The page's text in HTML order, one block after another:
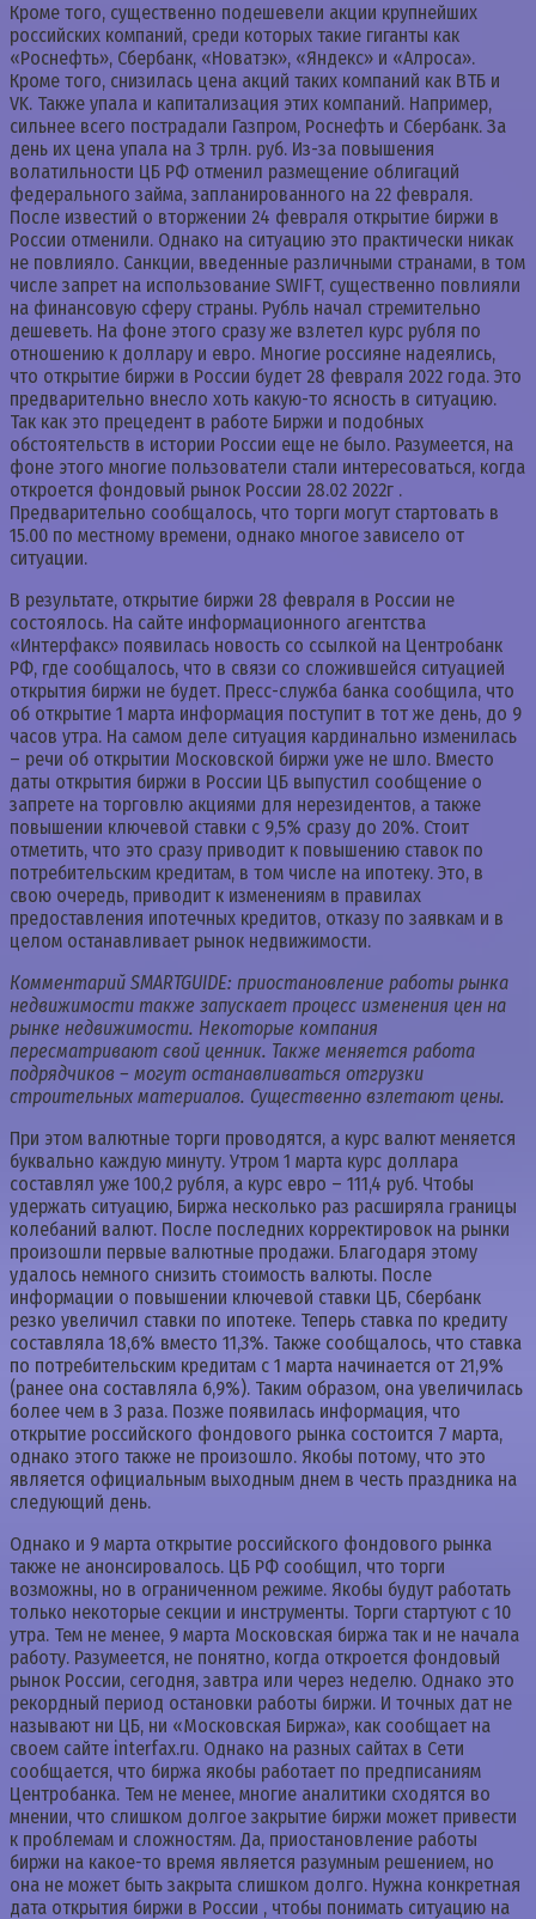
Кроме того, существенно подешевели акции крупнейших
российских компаний, среди которых такие гиганты как
«Роснефть», Сбербанк, «Новатэк», «Яндекс» и «Алроса».
Кроме того, снизилась цена акций таких компаний как ВТБ и
VK. Также упала и капитализация этих компаний. Например,
сильнее всего пострадали Газпром, Роснефть и Сбербанк. За
день их цена упала на 3 трлн. руб. Из-за повышения
волатильности ЦБ РФ отменил размещение облигаций
федерального займа, запланированного на 22 февраля.
После известий о вторжении 24 февраля открытие биржи в
России отменили. Однако на ситуацию это практически никак
не повлияло. Санкции, введенные различными странами, в том
числе запрет на использование SWIFT, существенно повлияли
на финансовую сферу страны. Рубль начал стремительно
дешеветь. На фоне этого сразу же взлетел курс рубля по
отношению к доллару и евро. Многие россияне надеялись,
что открытие биржи в России будет 28 февраля 2022 года. Это
предварительно внесло хоть какую-то ясность в ситуацию.
Так как это прецедент в работе Биржи и подобных
обстоятельств в истории России еще не было. Разумеется, на
фоне этого многие пользователи стали интересоваться, когда
откроется фондовый рынок России 28.02 2022г .
Предварительно сообщалось, что торги могут стартовать в
15.00 по местному времени, однако многое зависело от
ситуации.
В результате, открытие биржи 28 февраля в России не
состоялось. На сайте информационного агентства
«Интерфакс» появилась новость со ссылкой на Центробанк
РФ, где сообщалось, что в связи со сложившейся ситуацией
открытия биржи не будет. Пресс-служба банка сообщила, что
об открытие 1 марта информация поступит в тот же день, до 9
часов утра. На самом деле ситуация кардинально изменилась
– речи об открытии Московской биржи уже не шло. Вместо
даты открытия биржи в России ЦБ выпустил сообщение о
запрете на торговлю акциями для нерезидентов, а также
повышении ключевой ставки с 9,5% сразу до 20%. Стоит
отметить, что это сразу приводит к повышению ставок по
потребительским кредитам, в том числе на ипотеку. Это, в
свою очередь, приводит к изменениям в правилах
предоставления ипотечных кредитов, отказу по заявкам и в
целом останавливает рынок недвижимости.
Комментарий SMARTGUIDE: приостановление работы рынка
недвижимости также запускает процесс изменения цен на
рынке недвижимости. Некоторые компания
пересматривают свой ценник. Также меняется работа
подрядчиков – могут останавливаться отгрузки
строительных материалов. Существенно взлетают цены.
При этом валютные торги проводятся, а курс валют меняется
буквально каждую минуту. Утром 1 марта курс доллара
составлял уже 100,2 рубля, а курс евро – 111,4 руб. Чтобы
удержать ситуацию, Биржа несколько раз расширяла границы
колебаний валют. После последних корректировок на рынки
произошли первые валютные продажи. Благодаря этому
удалось немного снизить стоимость валюты. После
информации о повышении ключевой ставки ЦБ, Сбербанк
резко увеличил ставки по ипотеке. Теперь ставка по кредиту
составляла 18,6% вместо 11,3%. Также сообщалось, что ставка
по потребительским кредитам с 1 марта начинается от 21,9%
(ранее она составляла 6,9%). Таким образом, она увеличилась
более чем в 3 раза. Позже появилась информация, что
открытие российского фондового рынка состоится 7 марта,
однако этого также не произошло. Якобы потому, что это
является официальным выходным днем в честь праздника на
следующий день.
Однако и 9 марта открытие российского фондового рынка
также не анонсировалось. ЦБ РФ сообщил, что торги
возможны, но в ограниченном режиме. Якобы будут работать
только некоторые секции и инструменты. Торги стартуют с 10
утра. Тем не менее, 9 марта Московская биржа так и не начала
работу. Разумеется, не понятно, когда откроется фондовый
рынок России, сегодня, завтра или через неделю. Однако это
рекордный период остановки работы биржи. И точных дат не
называют ни ЦБ, ни «Московская Биржа», как сообщает на
своем сайте interfax.ru. Однако на разных сайтах в Сети
сообщается, что биржа якобы работает по предписаниям
Центробанка. Тем не менее, многие аналитики сходятся во
мнении, что слишком долгое закрытие биржи может привести
к проблемам и сложностям. Да, приостановление работы
биржи на какое-то время является разумным решением, но
она не может быть закрыта слишком долго. Нужна конкретная
дата открытия биржи в России , чтобы понимать ситуацию на